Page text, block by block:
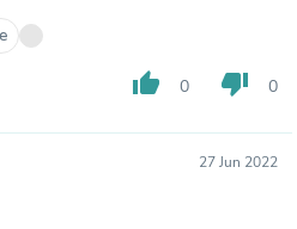
thumb_up 0 thumb_down 0
27 Jun 2022